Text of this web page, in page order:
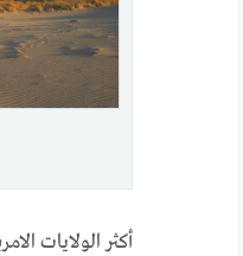
أكثر الولايات